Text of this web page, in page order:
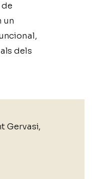
un
dels
Gervasi,